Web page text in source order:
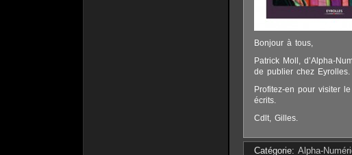
Bonjour à tous,
Patrick Moll, d’Alpha-
de publier chez
Profitez-en pour visiter
écrits.
Cdlt, Gilles.
Catégorie: Alpha-